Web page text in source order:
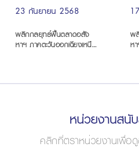
23 กันยายน 2568
พลิกกลยุทธ์ฟื้นตลาดอสัง
หาฯ ภาคตะวันออกเฉียงเหนือ
พ
ห
หน่วยงานสนั
คลิกที่ตราหน่วยงานเพื่อ